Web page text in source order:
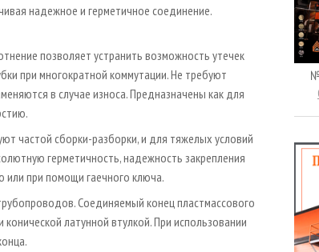
надежное и герметичное соединение.
позволяет устранить возможность утечек
при многократной коммутации. Не требуют
в случае износа. Предназначены как для
частой сборки-разборки, и для тяжелых условий
герметичность, надежность закрепления
или при помощи гаечного ключа.
Соединяемый конец пластмассового
латунной втулкой. При использовании